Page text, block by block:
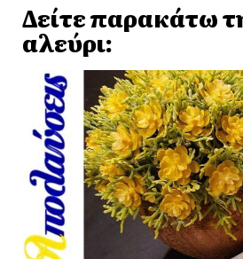
Δείτε παρακάτω
αλεύρι: